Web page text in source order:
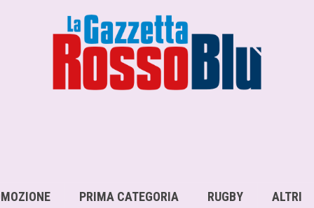
PRIMA CATEGORIA RUGBY ALTRI